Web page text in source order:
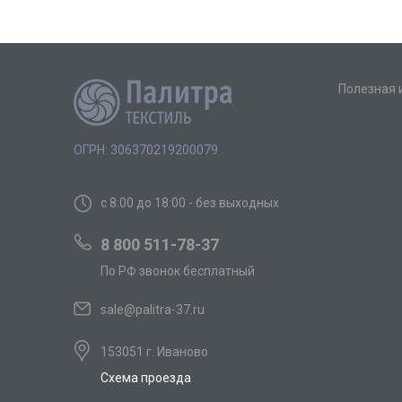
ОГРН: 306370219200079
с 8:00 до 18:00 - без выходных
8 800 511-78-37
По РФ звонок бесплатный
sale@palitra-37.ru
153051 г. Иваново
Схема проезда
Полезная